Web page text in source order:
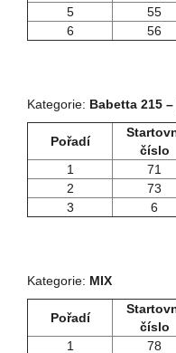
5
55
6
56
Kategorie: Babetta 215 –
Pořadí
číslo
1
71
2
73
3
6
Kategorie: MIX
Pořadí
číslo
1
78